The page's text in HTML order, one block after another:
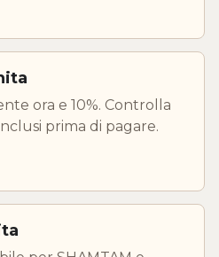
ora e 10%. Controlla
prima di pagare.